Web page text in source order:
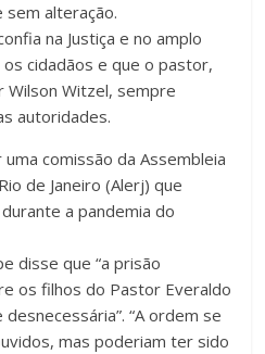
alteração.
na Justiça e no amplo
cidadãos e que o pastor,
Wilson Witzel, sempre
autoridades.
comissão da Assembleia
de Janeiro (Alerj) que
a pandemia do
disse que “a prisão
os filhos do Pastor Everaldo
“A ordem se
mas poderiam ter sido